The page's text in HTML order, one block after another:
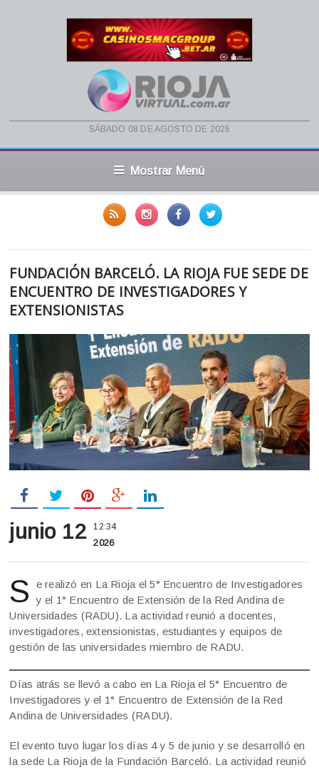
sábado 08 de agosto de 2026
Mostrar Menú
FUNDACIÓN BARCELÓ. LA RIOJA FUE SEDE DE
ENCUENTRO DE INVESTIGADORES Y
EXTENSIONISTAS
junio 12 12:34
2026
S
e realizó en La Rioja el 5° Encuentro de Investigadores
y el 1° Encuentro de Extensión de la Red Andina de
Universidades (RADU). La actividad reunió a docentes,
investigadores, extensionistas, estudiantes y equipos de
gestión de las universidades miembro de RADU.
Días atrás se llevó a cabo en La Rioja el 5° Encuentro de
Investigadores y el 1° Encuentro de Extensión de la Red
Andina de Universidades (RADU).
El evento tuvo lugar los días 4 y 5 de junio y se desarrolló en
la sede La Rioja de la Fundación Barceló. La actividad reunió